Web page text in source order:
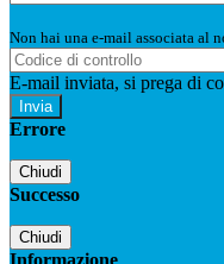
Non hai una e-mail associata al
E-mail inviata, si prega di
Errore
Chiudi
Successo
Chiudi